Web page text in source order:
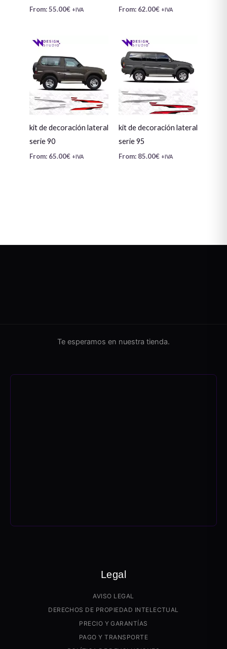
From:55.00€ +IVA From: 62.00€ +IVA
kit de decoración lateral
serie 90
From: 65.00€ +IVA
kit de decoración lateral
serie 95
From: 85.00€ +IVA
Te esperamos en nuestra tienda.
Legal
AVISO LEGAL
DERECHOS DE PROPIEDAD INTELECTUAL
PRECIO Y GARANTÍAS
PAGO Y TRANSPORTE